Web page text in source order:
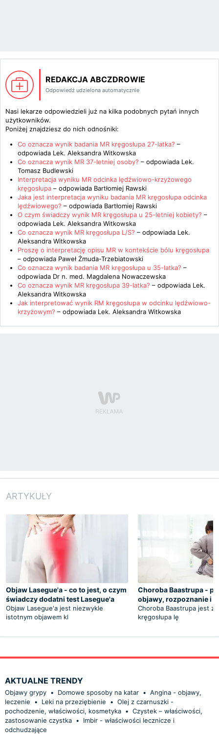
REDAKCJA ABCZDROWIE
Odpowiedź udzielona automatycznie
Nasi lekarze odpowiedzieli już na kilka podobnych pytań innych
użytkowników.
Poniżej znajdziesz do nich odnośniki:
Co oznacza wynik badania MR kręgosłupa 27-latka? –
odpowiada Lek. Aleksandra Witkowska
Co oznacza wynik MR 37-letniej osoby? – odpowiada Lek.
Tomasz Budlewski
Interpretacja wyniku MR odcinka lędźwiowo-krzyżowego
kręgosłupa – odpowiada Bartłomiej Rawski
Jaka jest interpretacja wyniku badania MR kręgosłupa odcinka
lędźwiowego? – odpowiada Bartłomiej Rawski
O czym świadczy wynik MR kręgosłupa u 25-letniej kobiety? –
odpowiada Lek. Aleksandra Witkowska
Co oznacza wynik MR kręgosłupa L/S? – odpowiada Lek.
Aleksandra Witkowska
Proszę o interpretację opisu MR w kontekście bólu kręgosłupa
– odpowiada Paweł Żmuda-Trzebiatowski
Co oznacza wynik badania MR kręgosłupa u 35-latka? –
odpowiada Dr n. med. Magdalena Nowaczewska
Co oznacza wynik MR kręgosłupa 39-latka? – odpowiada Lek.
Aleksandra Witkowska
Jak interpretować wynik RM kręgosłupa w odcinku lędźwiowo-
krzyżowym? – odpowiada Lek. Aleksandra Witkowska
ARTYKUŁY
Objaw Lasegue'a - co to jest, o czym
świadczy dodatni test Lasegue'a
Objaw Lasegue'a jest niezwykle
istotnym objawem kl
Choroba Baastrupa -
objawy, rozpoznanie i
Choroba Baastrupa jest
kręgosłupa lę
AKTUALNE TRENDY
Objawy grypy • Domowe sposoby na katar • Angina - objawy,
leczenie
• Leki na przeziębienie • Olej z czarnuszki -
pochodzenie, właściwości, kosmetyka • Czystek – właściwości,
zastosowanie czystka •
Imbir - właściwości lecznicze i
odchudzające